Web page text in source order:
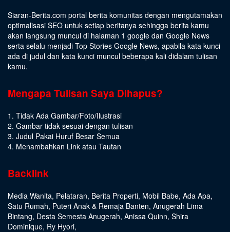
Siaran-Berita.com portal berita komunitas dengan mengutamakan
optimalisasi SEO untuk setiap beritanya sehingga berita kamu
akan langsung muncul di halaman 1 google dan Google News
serta selalu menjadi Top Stories Google News, apabila kata kunci
ada di judul dan kata kunci muncul beberapa kali didalam tulisan
kamu.
Mengapa Tulisan Saya Dihapus?
1. Tidak Ada Gambar/Foto/Ilustrasi
2. Gambar tidak sesuai dengan tulisan
3. Judul Pakai Huruf Besar Semua
4. Menambahkan Link atau Tautan
Backlink
Media Wanita, Pelataran, Berita Properti, Mobil Babe, Ada Apa,
Satu Rumah, Puteri Anak & Remaja Banten, Anugerah Lima
Bintang, Desta Semesta Anugerah, Anissa Quinn, Shira
Dominique, Ry Hyori,